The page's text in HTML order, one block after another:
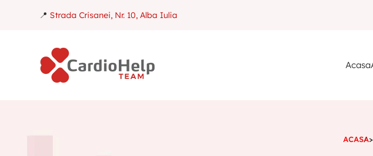
📍 Strada Crisanei, Nr. 10, Alba Iulia
Acasa
ACASA>